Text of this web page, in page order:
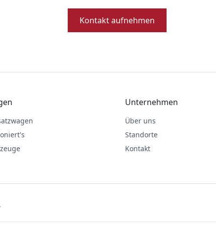
Kontakt aufnehmen
Unternehmen
Über uns
Standorte
Kontakt